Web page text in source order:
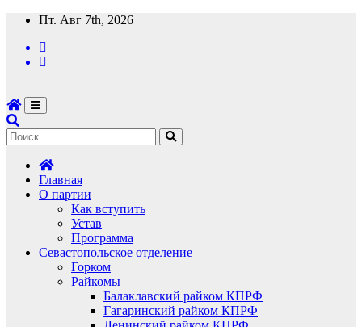
Перейти
содержимому
Пт. Авг 7th, 2026
Главная
О партии
Как вступить
Устав
Программа
Севастопольское отделение
Горком
Райкомы
Балаклавский райком КПРФ
Гагаринский райком КПРФ